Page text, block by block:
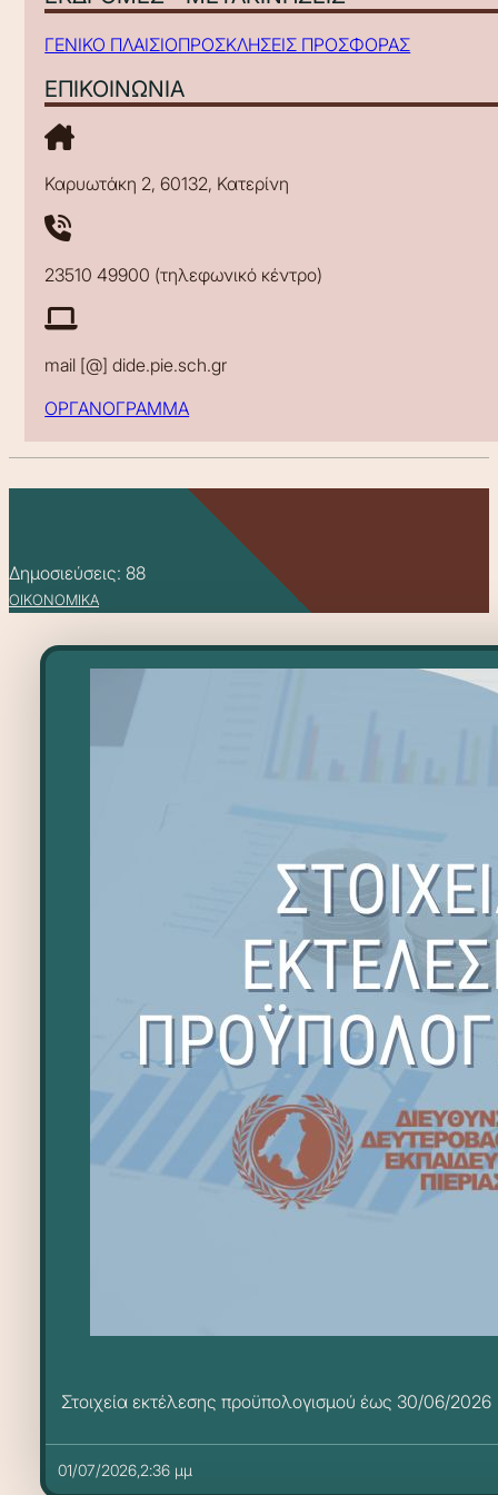
ΓΕΝΙΚΟ ΠΛΑΙΣΙΟΠΡΟΣΚΛΗΣΕΙΣ ΠΡΟΣΦΟΡΑΣ
ΕΠΙΚΟΙΝΩΝΙΑ
Καρυωτάκη 2, 60132, Κατερίνη
23510 49900 (τηλεφωνικό κέντρο)
mail [@] dide.pie.sch.gr
ΟΡΓΑΝΟΓΡΑΜΜΑ
Δημοσιεύσεις: 88
ΟΙΚΟΝΟΜΙΚΑ
Στοιχεία εκτέλεσης προϋπολογισμού έως 30/06/2026
01/07/2026,2:36 μμ